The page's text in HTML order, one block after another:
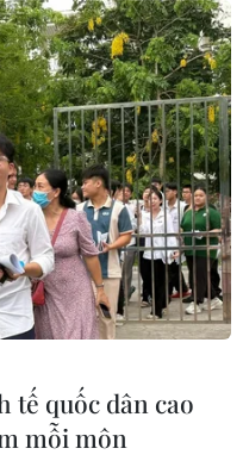
tại Mũi
cam,
chủ
quốc dân cao
mỗi môn